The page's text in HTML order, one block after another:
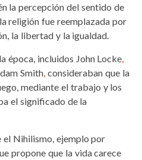
la percepción del sentido de
religión fue reemplazada por
la libertad y la igualdad.
época, incluidos John Locke,
Smith, consideraban que la
mediante el trabajo y los
el significado de la
el Nihilismo, ejemplo por
propone que la vida carece